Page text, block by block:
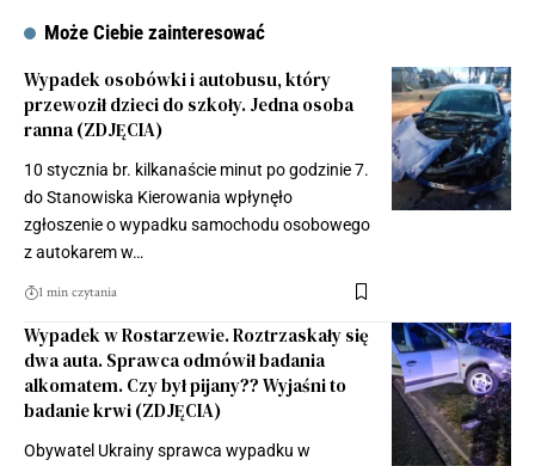
Może Ciebie zainteresować
Wypadek osobówki i autobusu, który
przewoził dzieci do szkoły. Jedna osoba
ranna (ZDJĘCIA)
10 stycznia br. kilkanaście minut po godzinie 7.
do Stanowiska Kierowania wpłynęło
zgłoszenie o wypadku samochodu osobowego
z autokarem w…
1 min czytania
Wypadek w Rostarzewie. Roztrzaskały się
dwa auta. Sprawca odmówił badania
alkomatem. Czy był pijany?? Wyjaśni to
badanie krwi (ZDJĘCIA)
Obywatel Ukrainy sprawca wypadku w